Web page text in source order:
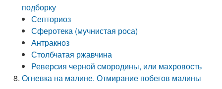
подборку
Септориоз
Сферотека (мучнистая роса)
Антракноз
Столбчатая ржавчина
Реверсия черной смородины, или махровость
Огневка на малине. Отмирание побегов малины